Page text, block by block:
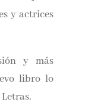
y actrices
y más
libro lo